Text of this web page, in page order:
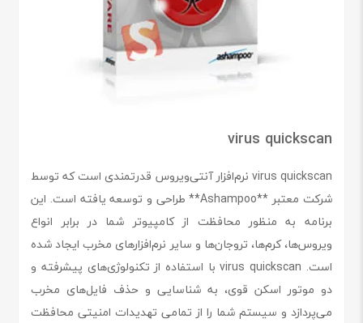
virus quickscan
virus quickscan نرم‌افزار آنتی‌ویروس قدرتمندی است که توسط
شرکت معتبر **Ashampoo** طراحی و توسعه یافته است. این
برنامه به منظور محافظت از کامپیوتر شما در برابر انواع
ویروس‌ها، کرم‌ها، تروجان‌ها و سایر نرم‌افزارهای مخرب ایجاد شده
است. virus quickscan با استفاده از تکنولوژی‌های پیشرفته و
دو موتور اسکن قوی، به شناسایی و حذف فایل‌های مخرب
می‌پردازد و سیستم شما را از تمامی تهدیدات امنیتی محافظت